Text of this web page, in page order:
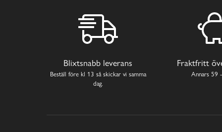
Blixtsnabb leverans
Beställ före kl 13 så skickar vi samma
dag.
Fraktfritt
Annars 59